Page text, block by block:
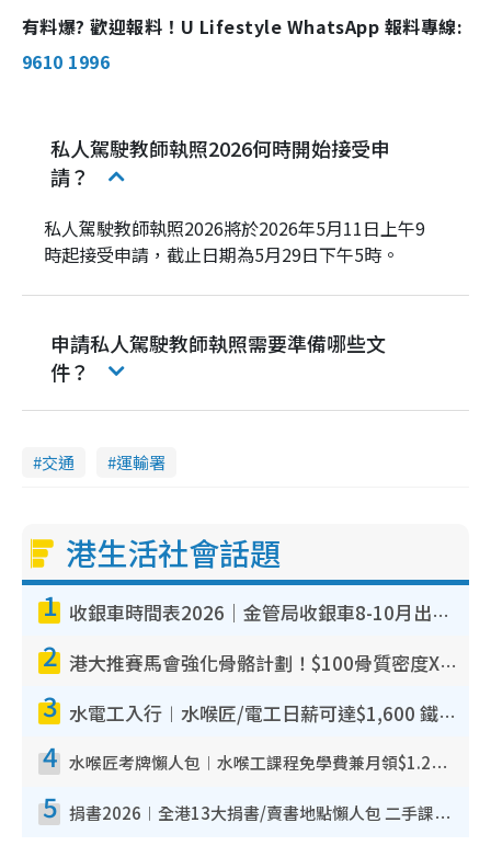
有料爆? 歡迎報料！U Lifestyle WhatsApp 報料專線:
9610 1996
私人駕駛教師執照2026何時開始接受申
請？
私人駕駛教師執照2026將於2026年5月11日上午9
時起接受申請，截止日期為5月29日下午5時。
申請私人駕駛教師執照需要準備哪些文
件？
交通 運輸署
港生活社會話題
1 收銀車時間表2026｜金管局收銀車8-10月出沒地點+時間！無須手續費！硬幣免費轉現鈔或增值至八達通
2 港大推賽馬會強化骨骼計劃！$100骨質密度X光檢查 完成免費運動訓練送超市禮券！附參加資格
3 水電工入行︱水喉匠/電工日薪可達$1,600 鐵飯碗職業難被AI取代！附薪酬參考＋入行考牌途徑
4 水喉匠考牌懶人包︱水喉工課程免學費兼月領$1.2萬津貼 即睇水喉匠考牌4階段＋入行課程建議
5 捐書2026︱全港13大捐書/賣書地點懶人包 二手課本最高$150＋舊書換免費咖啡/戲票